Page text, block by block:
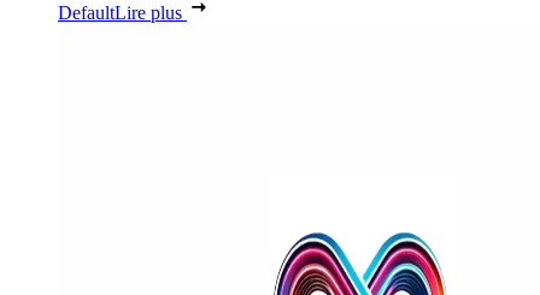
DefaultLire plus